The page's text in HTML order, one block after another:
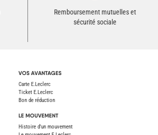
Remboursement mutuelles et
sécurité sociale
VOS AVANTAGES
Carte E.Leclerc
Ticket E.Leclerc
Bon de réduction
LE MOUVEMENT
Histoire d'un mouvement